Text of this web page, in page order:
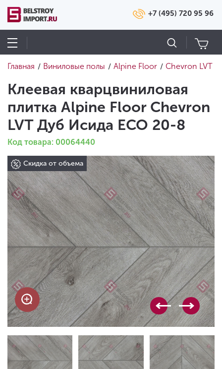
+7 (495) 720 95 96
Главная / Виниловые полы / Alpine Floor / Chevron LVT
Клеевая кварцвиниловая
плитка Alpine Floor Chevron
LVT Дуб Исида ECO 20-8
Код товара: 00064440
Скидка от объема